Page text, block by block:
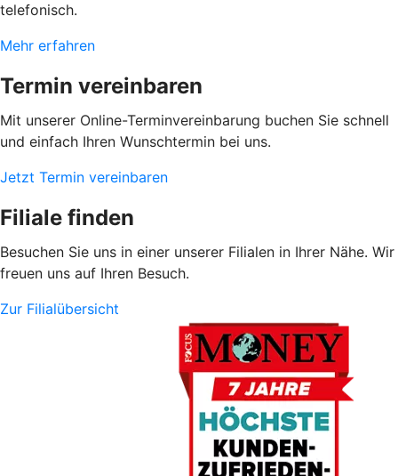
telefonisch.
Mehr erfahren
Termin vereinbaren
Mit unserer Online-Terminvereinbarung buchen Sie schnell
und einfach Ihren Wunschtermin bei uns.
Jetzt Termin vereinbaren
Filiale finden
Besuchen Sie uns in einer unserer Filialen in Ihrer Nähe. Wir
freuen uns auf Ihren Besuch.
Zur Filialübersicht